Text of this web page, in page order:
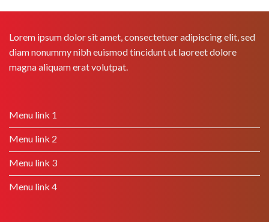
Lorem ipsum dolor sit amet, consectetuer adipiscing elit, sed
diam nonummy nibh euismod tincidunt ut laoreet dolore
magna aliquam erat volutpat.
Menu link 1
Menu link 2
Menu link 3
Menu link 4